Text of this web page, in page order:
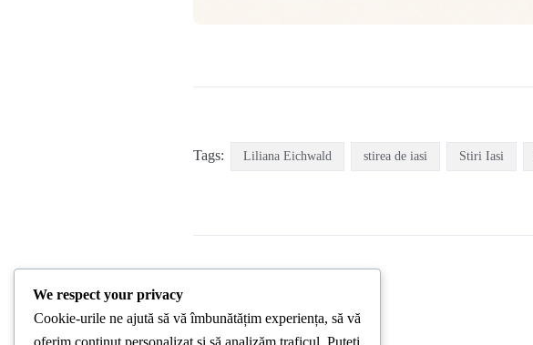
Tags: Liliana Eichwald stirea de iasi Stiri Iasi
PREVIOUS POST
We respect your privacy
Cookie-urile ne ajută să vă îmbunătățim experiența, să vă